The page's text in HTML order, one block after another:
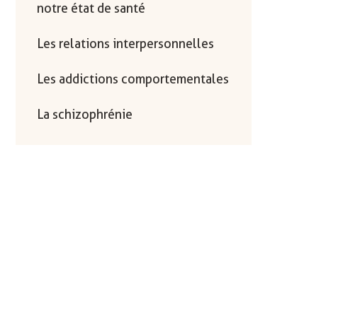
notre état de santé
Les relations interpersonnelles
Les addictions comportementales
La schizophrénie